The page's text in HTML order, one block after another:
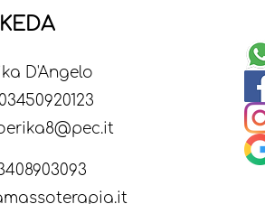
KEDA
D'Angelo